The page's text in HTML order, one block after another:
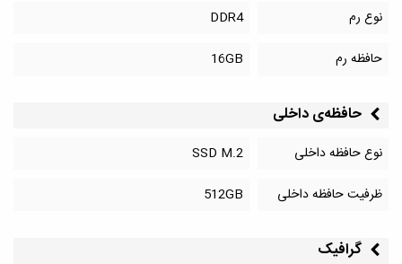
نوع رم
DDR4
حافظه رم
16GB
حافظه‌‌ی داخلی
نوع حافظه داخلی
SSD M.2
ظرفیت حافظه داخلی
512GB
گرافیک